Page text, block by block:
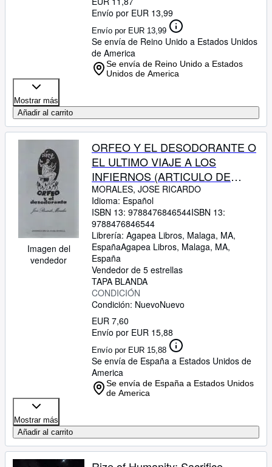
Envío por EUR 13,99
Envío por EUR 13,99
Se envía de Reino Unido a Estados Unidos
de America
Se envía de Reino Unido a Estados
Unidos de America
Mostrar más
Añadir al carrito
Imagen del
vendedor
ORFEO Y EL DESODORANTE O
EL ULTIMO VIAJE A LOS
INFIERNOS (ARTICULO DE
CONSUMO DRAMATICO EN
TRES ACTOS)
MORALES, JOSE RICARDO
Idioma: Español
ISBN 13: 9788476846544ISBN 13:
9788476846544
Librería: Agapea Libros, Malaga, MA,
EspañaAgapea Libros, Malaga, MA,
España
Vendedor de 5 estrellas
TAPA BLANDA
CONDICIÓN
Condición: NuevoNuevo
EUR 7,60
Envío por EUR 15,88
Envío por EUR 15,88
Se envía de España a Estados Unidos de
America
Se envía de España a Estados Unidos
de America
Mostrar más
Añadir al carrito